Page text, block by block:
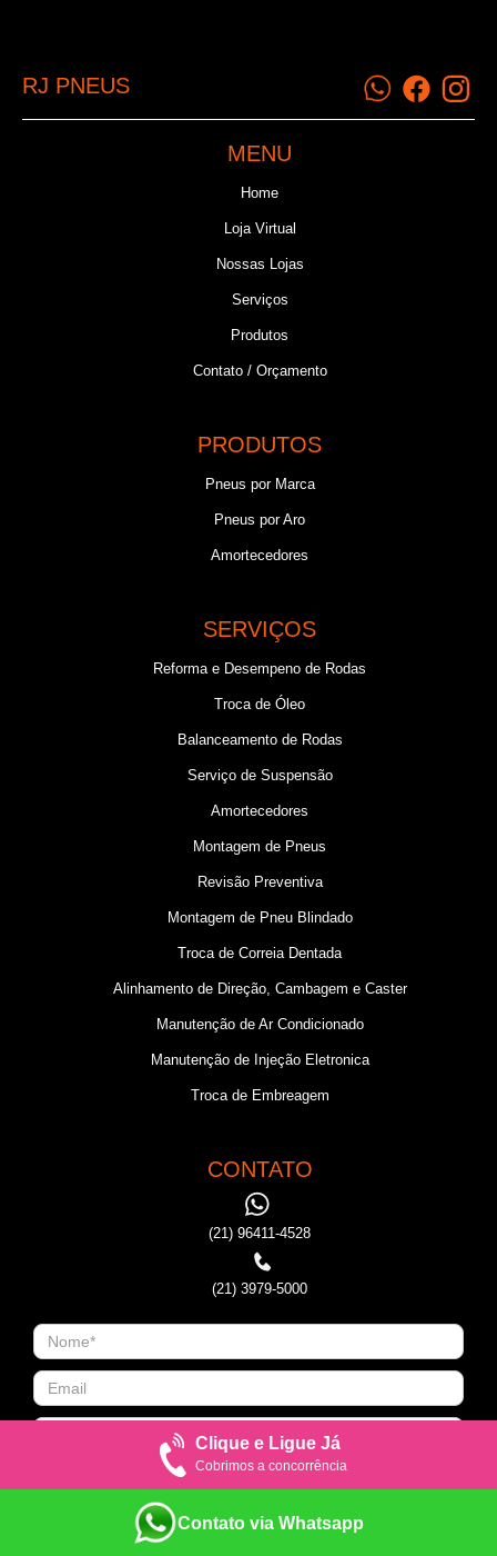
RJ PNEUS
MENU
Home
Loja Virtual
Nossas Lojas
Serviços
Produtos
Contato / Orçamento
PRODUTOS
Pneus por Marca
Pneus por Aro
Amortecedores
SERVIÇOS
Reforma e Desempeno de Rodas
Troca de Óleo
Balanceamento de Rodas
Serviço de Suspensão
Amortecedores
Montagem de Pneus
Revisão Preventiva
Montagem de Pneu Blindado
Troca de Correia Dentada
Alinhamento de Direção, Cambagem e Caster
Manutenção de Ar Condicionado
Manutenção de Injeção Eletronica
Troca de Embreagem
CONTATO
(21) 96411-4528
(21) 3979-5000
Clique e Ligue Já
Cobrimos a concorrência
Contato via Whatsapp